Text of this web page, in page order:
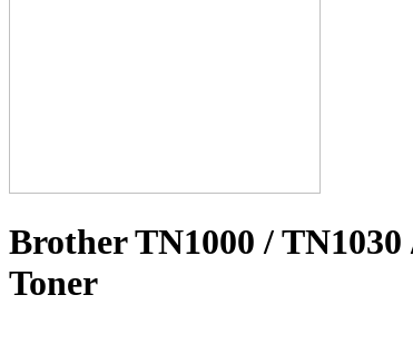
Brother TN1000 /
Toner